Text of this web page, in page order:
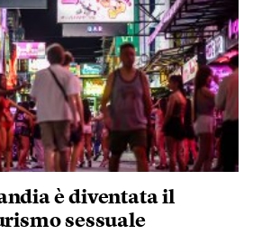
è diventata il
sessuale